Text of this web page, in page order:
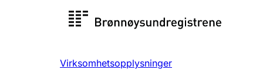
Registersøk
Virksomhetsopplysninger